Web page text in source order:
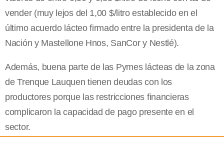
vender (muy lejos del 1,00 $/litro establecido en el
último acuerdo lácteo firmado entre la presidenta de la
Nación y Mastellone Hnos, SanCor y Nestlé).
Además, buena parte de las Pymes lácteas de la zona
de Trenque Lauquen tienen deudas con los
productores porque las restricciones financieras
complicaron la capacidad de pago presente en el
sector.